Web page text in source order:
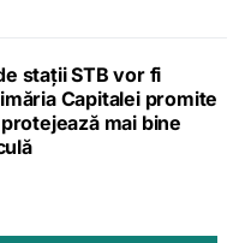
stații STB vor fi
Capitalei promite
mai bine